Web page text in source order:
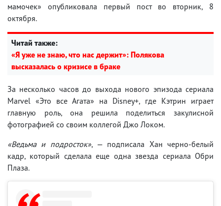
мамочек» опубликовала первый пост во вторник, 8
октября.
Читай также:
«Я уже не знаю, что нас держит»: Полякова
высказалась о кризисе в браке
За несколько часов до выхода нового эпизода сериала
Marvel «Это все Агата» на Disney+, где Кэтрин играет
главную роль, она решила поделиться закулисной
фотографией со своим коллегой Джо Локом.
«Ведьма и подросток», — подписала Хан черно-белый
кадр, который сделала еще одна звезда сериала Обри
Плаза.